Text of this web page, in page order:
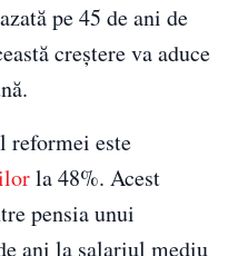
pe 45 de ani de
creștere va aduce
reformei este
la 48%. Acest
pensia unui
ani la salariul mediu